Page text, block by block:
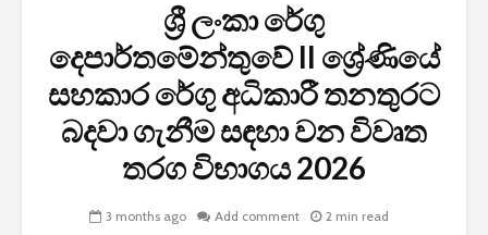
ශ්‍රී ලංකා රේගු
දෙපාර්තමේන්තුවේ II ශ්‍රේණියේ
සහකාර රේගු අධිකාරී තනතුරට
බදවා ගැනීම සඳහා වන විවෘත
තරග විභාගය 2026
3 months ago Add comment 2 min read